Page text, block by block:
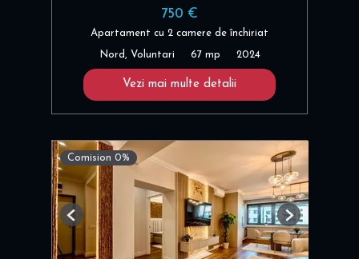
750 €
Apartament cu 2 camere de închiriat
Nord, Voluntari 67 mp 2024
Vezi mai multe detalii
Comision 0%
Previous Next